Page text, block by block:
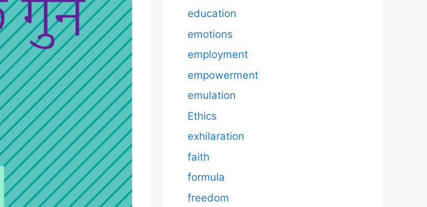
education
emotions
employment
empowerment
emulation
Ethics
exhilaration
faith
formula
freedom